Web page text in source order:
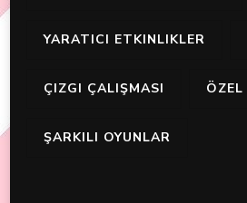
YARATICI ETKINLIKLER
ÇIZGI ÇALIŞMASI ÖZEL
ŞARKILI OYUNLAR